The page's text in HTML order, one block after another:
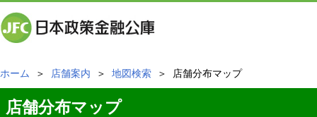
ホーム ＞ 店舗案内 ＞ 地図検索 ＞ 店舗分布マップ
店舗分布マップ